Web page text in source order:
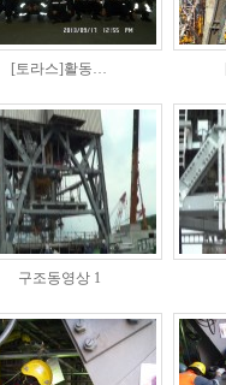
[토라스]활동…
구조동영상 1